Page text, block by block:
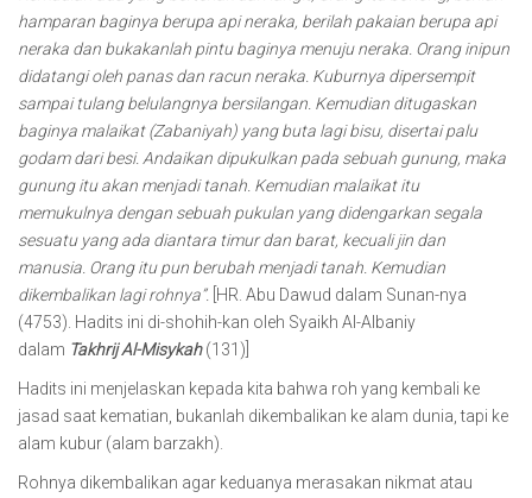
hamparan baginya berupa api neraka, berilah pakaian berupa api
neraka dan bukakanlah pintu baginya menuju neraka. Orang inipun
didatangi oleh panas dan racun neraka. Kuburnya dipersempit
sampai tulang belulangnya bersilangan. Kemudian ditugaskan
baginya malaikat (Zabaniyah) yang buta lagi bisu, disertai palu
godam dari besi. Andaikan dipukulkan pada sebuah gunung, maka
gunung itu akan menjadi tanah. Kemudian malaikat itu
memukulnya dengan sebuah pukulan yang didengarkan segala
sesuatu yang ada diantara timur dan barat, kecuali jin dan
manusia. Orang itu pun berubah menjadi tanah. Kemudian
dikembalikan lagi rohnya”. [HR. Abu Dawud dalam Sunan-nya
(4753). Hadits ini di-shohih-kan oleh Syaikh Al-Albaniy
dalam Takhrij Al-Misykah(131)]
Hadits ini menjelaskan kepada kita bahwa roh yang kembali ke
jasad saat kematian, bukanlah dikembalikan ke alam dunia, tapi ke
alam kubur (alam barzakh).
Rohnya dikembalikan agar keduanya merasakan nikmat atau